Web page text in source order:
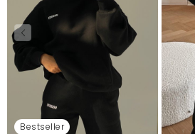
Bestseller